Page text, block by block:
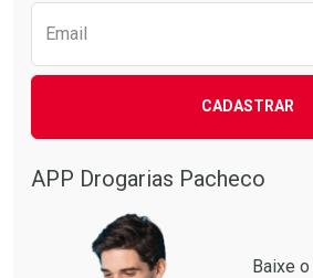
Email
CADASTRAR
APP Drogarias Pacheco
Baixe o